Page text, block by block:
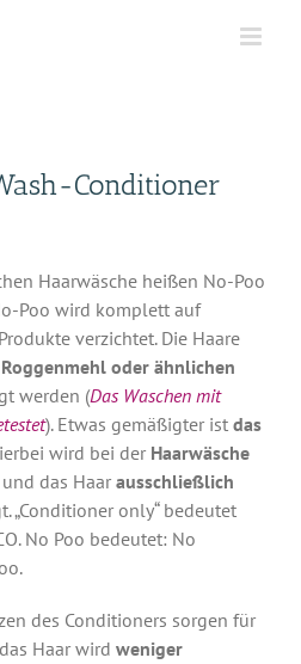
Conditioner
Haarwäsche heißen No-Poo
Poo wird komplett auf
verzichtet. Die Haare
oder ähnlichen
werden (Das Waschen mit
). Etwas gemäßigter ist das
wird bei der Haarwäsche
das Haarausschließlich
„Conditioner only“ bedeutet
No Poo bedeutet: No
des Conditioners sorgen für
Haar wird weniger